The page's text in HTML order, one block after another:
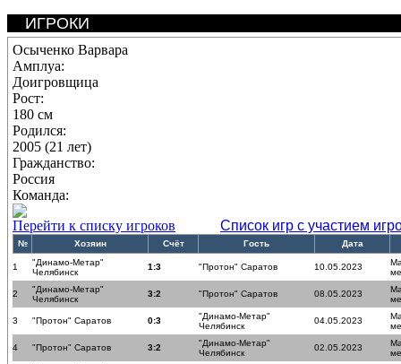
ИГРОКИ
Осыченко Варвара
Амплуа:
Доигровщица
Рост:
180 см
Родился:
2005 (21 лет)
Гражданство:
Россия
Команда:
Перейти к списку игроков
Список игр с участием
№ Хозяин Счёт Гость Дата
1
"Динамо-Метар"
Челябинск
1:3 "Протон" Саратов 10.05.2023
2
"Динамо-Метар"
Челябинск
3:2 "Протон" Саратов 08.05.2023
3 "Протон" Саратов 0:3
"Динамо-Метар"
Челябинск
04.05.2023
4 "Протон" Саратов 3:2
"Динамо-Метар"
Челябинск
02.05.2023